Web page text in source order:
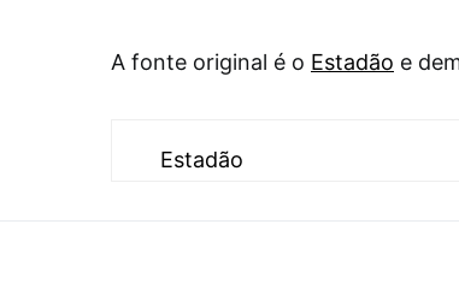
A fonte original é o Estadão e
Estadão